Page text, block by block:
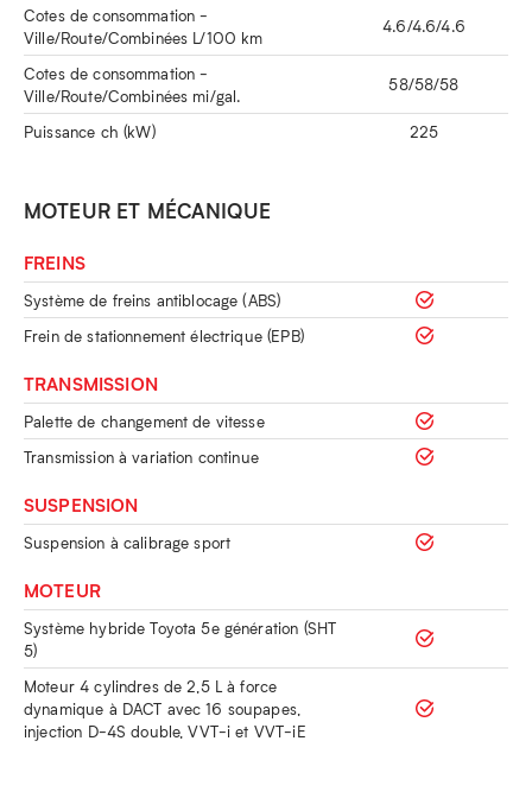
Cotes de consommation -
Ville/Route/Combinées L/100 km
4.6/4.6/4.6
Cotes de consommation -
Ville/Route/Combinées mi/gal.
58/58/58
Puissance ch (kW) 225
MOTEUR ET MÉCANIQUE
FREINS
Système de freins antiblocage (ABS)
Frein de stationnement électrique (EPB)
TRANSMISSION
Palette de changement de vitesse
Transmission à variation continue
SUSPENSION
Suspension à calibrage sport
MOTEUR
Système hybride Toyota 5e génération (SHT
5)
Moteur 4 cylindres de 2,5 L à force
dynamique à DACT avec 16 soupapes,
injection D-4S double, VVT-i et VVT-iE